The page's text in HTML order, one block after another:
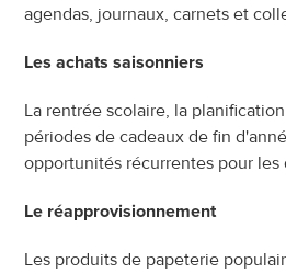
agendas, journaux, carnets et
Les achats saisonniers
La rentrée scolaire, la
périodes de cadeaux de fin
opportunités récurrentes pour les
Le réapprovisionnement
Les produits de papeterie